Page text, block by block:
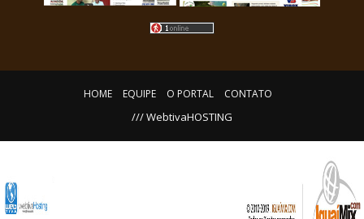
HOME EQUIPE O PORTAL CONTATO
/// WebtivaHOSTING